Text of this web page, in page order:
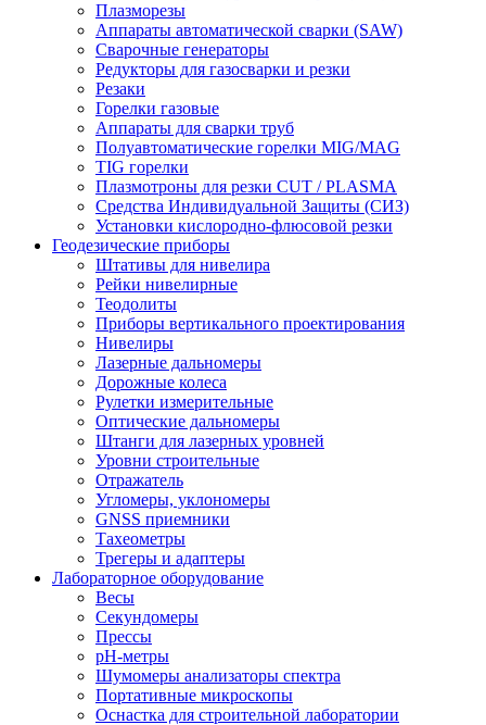
Плазморезы
Аппараты автоматической сварки (SAW)
Сварочные генераторы
Редукторы для газосварки и резки
Резаки
Горелки газовые
Аппараты для сварки труб
Полуавтоматические горелки MIG/MAG
TIG горелки
Плазмотроны для резки CUT / PLASMA
Средства Индивидуальной Защиты (СИЗ)
Установки кислородно-флюсовой резки
Геодезические приборы
Штативы для нивелира
Рейки нивелирные
Теодолиты
Приборы вертикального проектирования
Нивелиры
Лазерные дальномеры
Дорожные колеса
Рулетки измерительные
Оптические дальномеры
Штанги для лазерных уровней
Уровни строительные
Отражатель
Угломеры, уклономеры
GNSS приемники
Тахеометры
Трегеры и адаптеры
Лабораторное оборудование
Весы
Секундомеры
Прессы
pH-метры
Шумомеры анализаторы спектра
Портативные микроскопы
Оснастка для строительной лаборатории